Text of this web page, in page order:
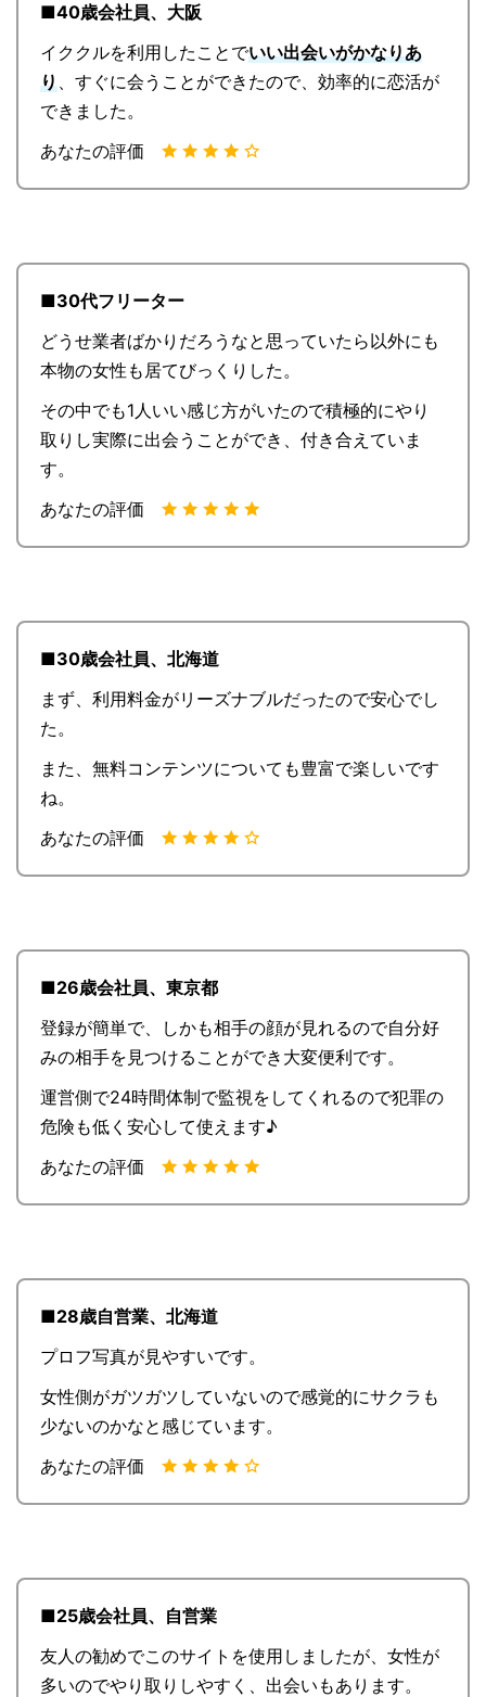
■40歳会社員、大阪
イククルを利用したことでいい出会いがかなりあ
り、すぐに会うことができたので、効率的に恋活が
できました。
あなたの評価
■30代フリーター
どうせ業者ばかりだろうなと思っていたら以外にも
本物の女性も居てびっくりした。
その中でも1人いい感じ方がいたので積極的にやり
取りし実際に出会うことができ、付き合えていま
す。
あなたの評価
■30歳会社員、北海道
まず、利用料金がリーズナブルだったので安心でし
た。
また、無料コンテンツについても豊富で楽しいです
ね。
あなたの評価
■26歳会社員、東京都
登録が簡単で、しかも相手の顔が見れるので自分好
みの相手を見つけることができ大変便利です。
運営側で24時間体制で監視をしてくれるので犯罪の
危険も低く安心して使えます♪
あなたの評価
■28歳自営業、北海道
プロフ写真が見やすいです。
女性側がガツガツしていないので感覚的にサクラも
少ないのかなと感じています。
あなたの評価
■25歳会社員、自営業
友人の勧めでこのサイトを使用しましたが、女性が
多いのでやり取りしやすく、出会いもあります。